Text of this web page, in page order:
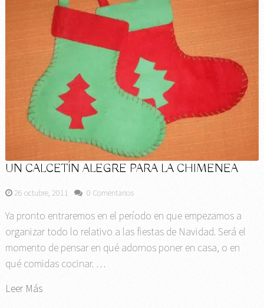
UN CALCETÍN ALEGRE PARA LA CHIMENEA
26 octubre, 2011 0 Comentarios
Ya pronto entraremos en el período en que empezamos a
organizar todo lo relativo a las fiestas de Navidad. Será el
momento de pensar en qué adornos poner en casa, o en
qué comidas cocinar. …
Leer Más